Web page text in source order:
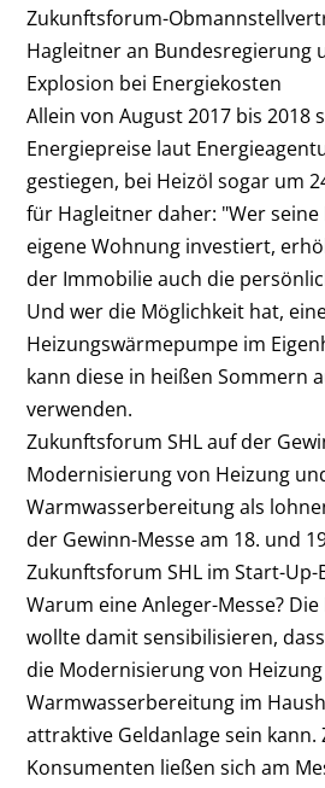
Zukunftsforum-
Hagleitner an Bundesregierung
Explosion bei Energiekosten
Allein von August 2017 bis 2018
Energiepreise laut
gestiegen, bei Heizöl sogar um
für Hagleitner daher: "Wer
eigene Wohnung investiert,
der Immobilie auch die
Und wer die Möglichkeit hat,
Heizungswärmepumpe im
kann diese in heißen Sommern
verwenden.
Zukunftsforum SHL auf der
Modernisierung von Heizung
Warmwasserbereitung als
der Gewinn-Messe am 18. und
Zukunftsforum SHL im Start-
Warum eine Anleger-Messe?
wollte damit sensibilisieren,
die Modernisierung von
Warmwasserbereitung im
attraktive Geldanlage sein kann.
Konsumenten ließen sich am